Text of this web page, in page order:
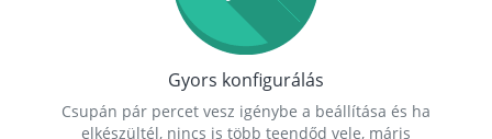
Gyors konfigurálás
Csupán pár percet vesz igénybe a beállítása és ha
elkészültél, nincs is több teendőd vele, máris